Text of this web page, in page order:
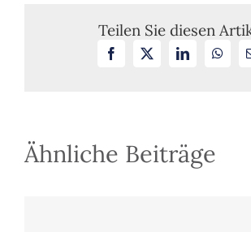
Teilen Sie diesen
Facebook LinkedIn
Ähnliche Beiträge